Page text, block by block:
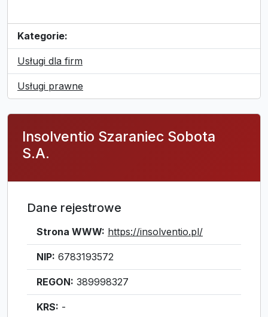
Kategorie:
Usługi dla firm
Usługi prawne
Insolventio Szaraniec Sobota
S.A.
Dane rejestrowe
Strona WWW: https://insolventio.pl/
NIP: 6783193572
REGON: 389998327
KRS: -